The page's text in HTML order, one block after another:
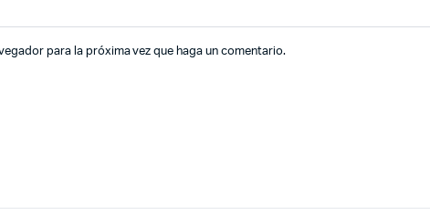
para la próxima vez que haga un comentario.